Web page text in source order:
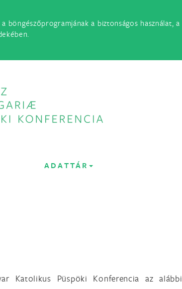
a biztonságos használat, a
ADATTÁR
Katolikus Püspöki Konferencia az alábbi